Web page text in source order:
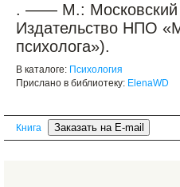
. —— М.: Московский
Издательство НПО
психолога»).
В каталоге: Психология
Прислано в библиотеку: ElenaWD
Книга